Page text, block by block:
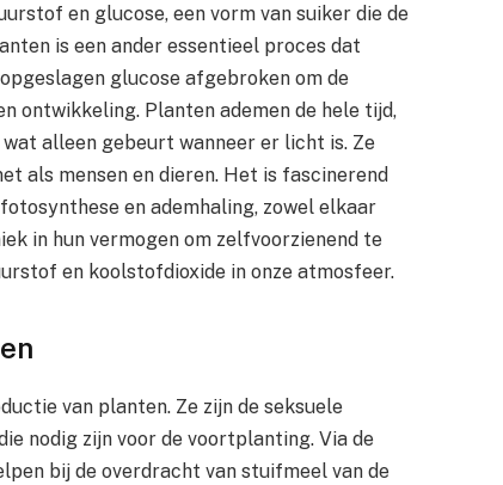
en glucose, een vorm van suiker die de
is een ander essentieel proces dat
glucose afgebroken om de
ontwikkeling. Planten ademen de hele tijd,
alleen gebeurt wanneer er licht is. Ze
als mensen en dieren. Het is fascinerend
en ademhaling, zowel elkaar
in hun vermogen om zelfvoorzienend te
en koolstofdioxide in onze atmosfeer.
van planten. Ze zijn de seksuele
nodig zijn voor de voortplanting. Via de
bij de overdracht van stuifmeel van de